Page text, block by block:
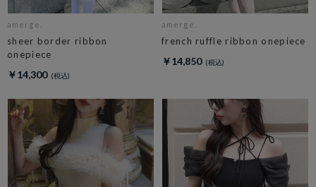
amerge.
sheer border ribbon
onepiece
￥14,300
amerge.
french ruffle ribbon onepiece
￥14,850